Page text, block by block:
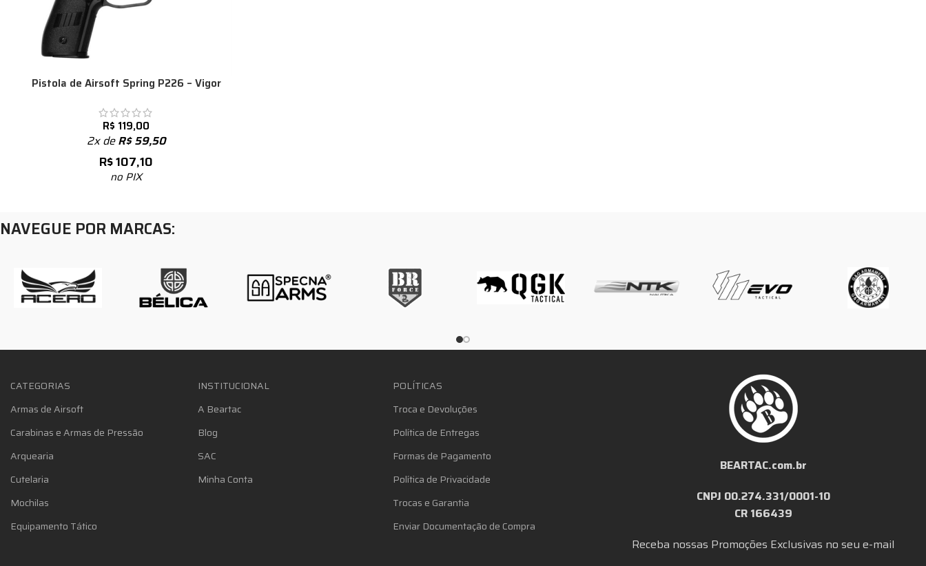
Pistola de Airsoft Spring P226 – Vigor
R$ 119,00
2x deR$59,50
R$107,10
no PIX
NAVEGUE POR MARCAS:
CATEGORIAS
Armas de Airsoft
Carabinas e Armas de Pressão
Arquearia
Cutelaria
Mochilas
Equipamento Tático
INSTITUCIONAL
A Beartac
Blog
SAC
Minha Conta
POLÍTICAS
Troca e Devoluções
Política de Entregas
Formas de Pagamento
Política de Privacidade
Trocas e Garantia
Enviar Documentação de Compra
BEARTAC.com.br
CNPJ 00.274.331/0001-10
CR 166439
Receba nossas Promoções Exclusivas no seu e-mail